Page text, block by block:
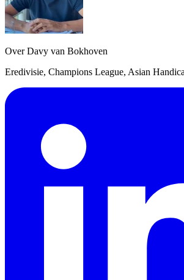
Over Davy van Bokhoven
Eredivisie, Champions League, Asian